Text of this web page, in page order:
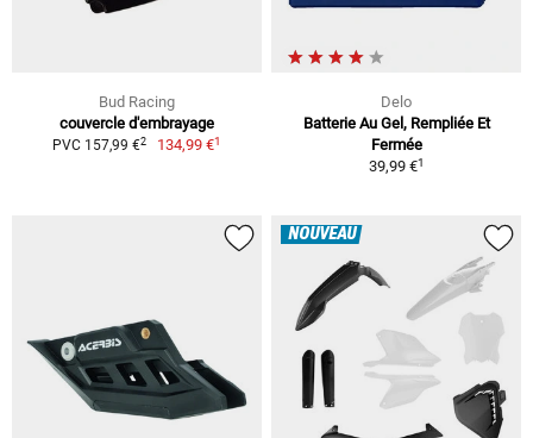
Bud Racing
couvercle d'embrayage
PVC 157,99 €2 134,99 €1
Delo
Batterie Au Gel, Rempliée Et
Fermée
39,99 €1
NOUVEAU